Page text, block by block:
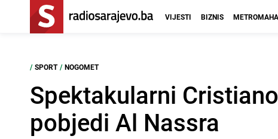
VIJESTI BIZNIS
/ SPORT / NOGOMET
Spektakularni
pobjedi Al Nassra